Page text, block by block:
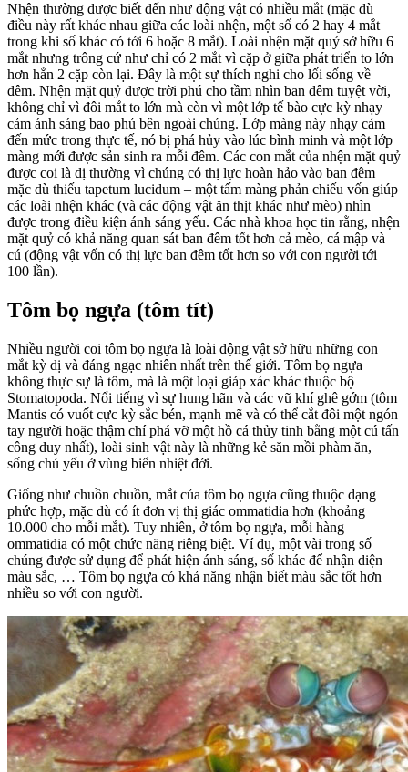
Nhện thường được biết đến như động vật có nhiều mắt (mặc dù
điều này rất khác nhau giữa các loài nhện, một số có 2 hay 4 mắt
trong khi số khác có tới 6 hoặc 8 mắt). Loài nhện mặt quỷ sở hữu 6
mắt nhưng trông cứ như chỉ có 2 mắt vì cặp ở giữa phát triển to lớn
hơn hẳn 2 cặp còn lại. Đây là một sự thích nghi cho lối sống về
đêm. Nhện mặt quỷ được trời phú cho tầm nhìn ban đêm tuyệt vời,
không chỉ vì đôi mắt to lớn mà còn vì một lớp tế bào cực kỳ nhạy
cảm ánh sáng bao phủ bên ngoài chúng. Lớp màng này nhạy cảm
đến mức trong thực tế, nó bị phá hủy vào lúc bình minh và một lớp
màng mới được sản sinh ra mỗi đêm. Các con mắt của nhện mặt quỷ
được coi là dị thường vì chúng có thị lực hoàn hảo vào ban đêm
mặc dù thiếu tapetum lucidum – một tấm màng phản chiếu vốn giúp
các loài nhện khác (và các động vật ăn thịt khác như mèo) nhìn
được trong điều kiện ánh sáng yếu. Các nhà khoa học tin rằng, nhện
mặt quỷ có khả năng quan sát ban đêm tốt hơn cả mèo, cá mập và
cú (động vật vốn có thị lực ban đêm tốt hơn so với con người tới
100 lần).
Tôm bọ ngựa (tôm tít)
Nhiều người coi tôm bọ ngựa là loài động vật sở hữu những con
mắt kỳ dị và đáng ngạc nhiên nhất trên thế giới. Tôm bọ ngựa
không thực sự là tôm, mà là một loại giáp xác khác thuộc bộ
Stomatopoda. Nổi tiếng vì sự hung hãn và các vũ khí ghê gớm (tôm
Mantis có vuốt cực kỳ sắc bén, mạnh mẽ và có thể cắt đôi một ngón
tay người hoặc thậm chí phá vỡ một hồ cá thủy tinh bằng một cú tấn
công duy nhất), loài sinh vật này là những kẻ săn mồi phàm ăn,
sống chủ yếu ở vùng biển nhiệt đới.
Giống như chuồn chuồn, mắt của tôm bọ ngựa cũng thuộc dạng
phức hợp, mặc dù có ít đơn vị thị giác ommatidia hơn (khoảng
10.000 cho mỗi mắt). Tuy nhiên, ở tôm bọ ngựa, mỗi hàng
ommatidia có một chức năng riêng biệt. Ví dụ, một vài trong số
chúng được sử dụng để phát hiện ánh sáng, số khác để nhận diện
màu sắc, … Tôm bọ ngựa có khả năng nhận biết màu sắc tốt hơn
nhiều so với con người.